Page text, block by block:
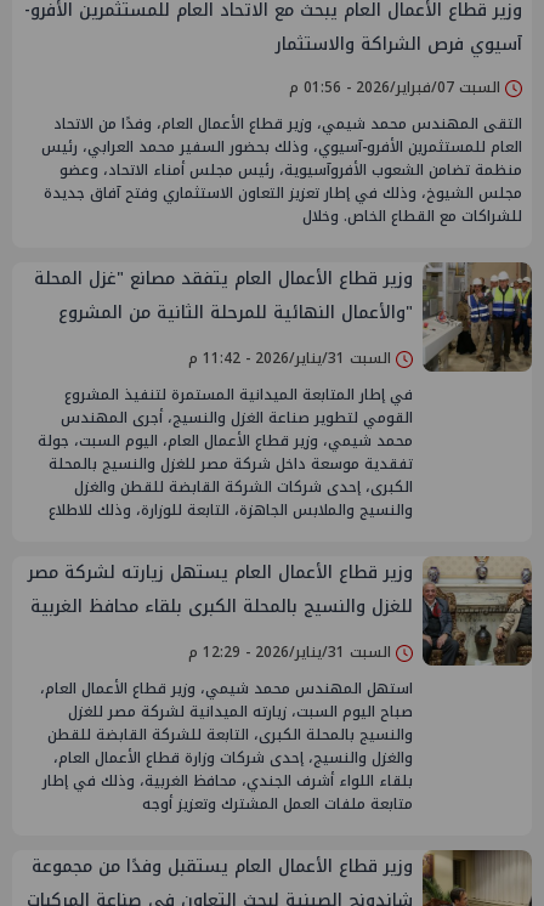
وزير قطاع الأعمال العام يبحث مع الاتحاد العام للمستثمرين الأفرو-
آسيوي فرص الشراكة والاستثمار
السبت 07/فبراير/2026 - 01:56 م
التقى المهندس محمد شيمي، وزير قطاع الأعمال العام، وفدًا من الاتحاد
العام للمستثمرين الأفرو-آسيوي، وذلك بحضور السفير محمد العرابي، رئيس
منظمة تضامن الشعوب الأفروآسيوية، رئيس مجلس أمناء الاتحاد، وعضو
مجلس الشيوخ، وذلك في إطار تعزيز التعاون الاستثماري وفتح آفاق جديدة
للشراكات مع القطاع الخاص. وخلال
وزير قطاع الأعمال العام يتفقد مصانع "غزل المحلة
"والأعمال النهائية للمرحلة الثانية من المشروع
القومي
السبت 31/يناير/2026 - 11:42 م
في إطار المتابعة الميدانية المستمرة لتنفيذ المشروع
القومي لتطوير صناعة الغزل والنسيج، أجرى المهندس
محمد شيمي، وزير قطاع الأعمال العام، اليوم السبت، جولة
تفقدية موسعة داخل شركة مصر للغزل والنسيج بالمحلة
الكبرى، إحدى شركات الشركة القابضة للقطن والغزل
والنسيج والملابس الجاهزة، التابعة للوزارة، وذلك للاطلاع
وزير قطاع الأعمال العام يستهل زيارته لشركة مصر
للغزل والنسيج بالمحلة الكبرى بلقاء محافظ الغربية
السبت 31/يناير/2026 - 12:29 م
استهل المهندس محمد شيمي، وزير قطاع الأعمال العام،
صباح اليوم السبت، زيارته الميدانية لشركة مصر للغزل
والنسيج بالمحلة الكبرى، التابعة للشركة القابضة للقطن
والغزل والنسيج، إحدى شركات وزارة قطاع الأعمال العام،
بلقاء اللواء أشرف الجندي، محافظ الغربية، وذلك في إطار
متابعة ملفات العمل المشترك وتعزيز أوجه
وزير قطاع الأعمال العام يستقبل وفدًا من مجموعة